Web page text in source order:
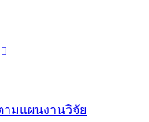
ามแผนงานวิจัย